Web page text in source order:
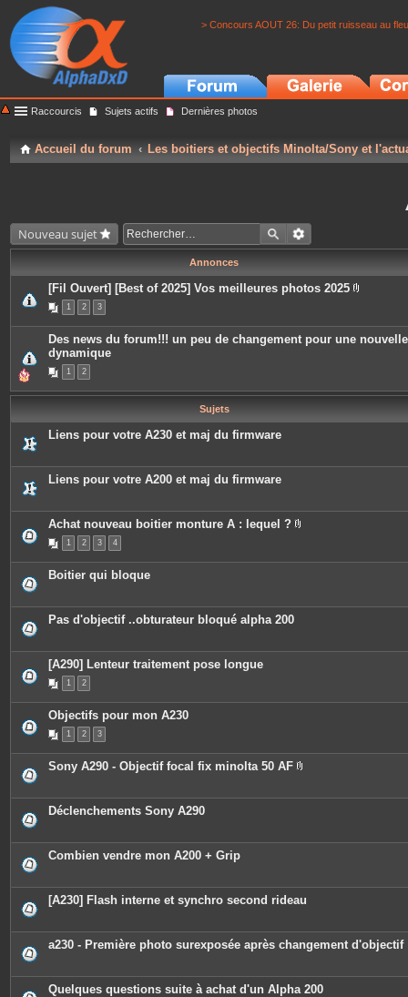
> Concours AOUT 26: Du petit ruisseau au
Raccourcis Sujets actifs Dernières photos
Accueil du forum Les boitiers et objectifs Minolta/Sony et
Nouveau sujet
Annonces
[Fil Ouvert] [Best of 2025] Vos meilleures photos 2025
c
e
n
1 2 3
Des news du forum!!! un peu de changement pour une nouvelle
dynamique
1 2
Sujets
Liens pour votre A230 et maj du firmware
Liens pour votre A200 et maj du firmware
Achat nouveau boitier monture A : lequel ?
c
o
e
1 2 3 4
Boitier qui bloque
Pas d'objectif ..obturateur bloqué alpha 200
[A290] Lenteur traitement pose longue
1 2
Objectifs pour mon A230
1 2 3
Sony A290 - Objectif focal fix minolta 50 AF
è
j
t
e
s
Déclenchements Sony A290
Combien vendre mon A200 + Grip
[A230] Flash interne et synchro second rideau
a230 - Première photo surexposée après changement d'objectif
Quelques questions suite à achat d'un Alpha 200